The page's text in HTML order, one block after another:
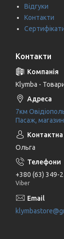
Відгуки
Контакти
Контакти
Klymba -
7км
Пасаж,
Ольга
+380 (63) 349-
Viber